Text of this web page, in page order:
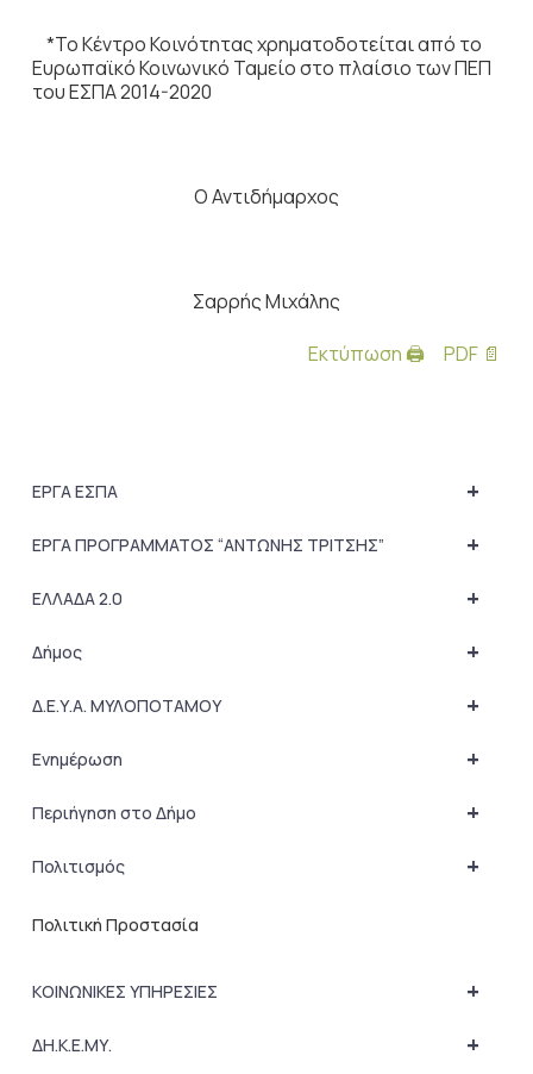
*Το Κέντρο Κοινότητας χρηματοδοτείται από το
Ευρωπαϊκό Κοινωνικό Ταμείο στο πλαίσιο των ΠΕΠ
του ΕΣΠΑ 2014-2020
O Αντιδήμαρχος
Σαρρής Μιχάλης
Εκτύπωση 🖨
PDF 📄
+
ΕΡΓΑ ΕΣΠΑ
+
ΕΡΓΑ ΠΡΟΓΡΑΜΜΑΤΟΣ “ΑΝΤΩΝΗΣ ΤΡΙΤΣΗΣ”
+
ΕΛΛΑΔΑ 2.0
+
Δήμος
+
Δ.Ε.Υ.Α. ΜΥΛΟΠΟΤΑΜΟΥ
+
Ενημέρωση
+
Περιήγηση στο Δήμο
+
Πολιτισμός
Πολιτική Προστασία
+
ΚΟΙΝΩΝΙΚΕΣ ΥΠΗΡΕΣΙΕΣ
+
ΔΗ.Κ.Ε.ΜΥ.